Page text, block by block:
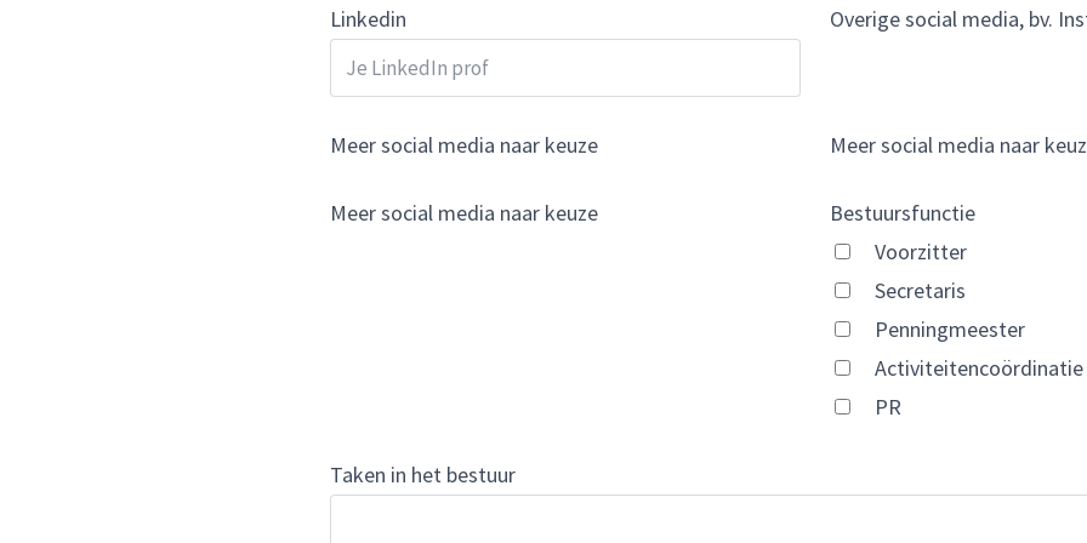
Linkedin Overige social media, bv.
Meer social media naar keuze Meer social media naar
Meer social media naar keuze
Bestuursfunctie
Voorzitter
Secretaris
Penningmeester
Activiteitencoördinatie
PR
Taken in het bestuur